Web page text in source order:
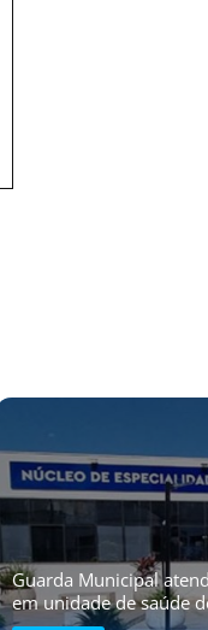
Guarda Municipal
em unidade de saúde